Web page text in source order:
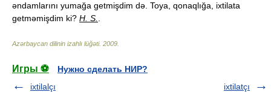
əndamlarını yumağa getmişdim də. Toya, qonaqlığa, ixtilata
getməmişdim ki? H. S.
Azərbaycan dilinin izahlı lüğəti. 2009
Игры ⚽
Нужно сделать НИР?
ixtilalçı
ixtilatçı